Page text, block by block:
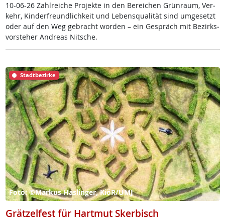
10-06-26 Zahl­rei­che Pro­jek­te in den Be­rei­chen Grün­raum, Ver­
kehr, Kin­der­f­reund­lich­keit und Le­bens­qua­li­tät sind um­ge­setzt
oder auf den Weg ge­bracht wor­den – ein Ge­spräch mit Be­zirks­
vor­ste­her And­reas Nit­sche.
Stadtbezirke
Foto: ©Markus Haslinger, KiöR/UMJ
Grätzelfest für Hartmut Skerbisch